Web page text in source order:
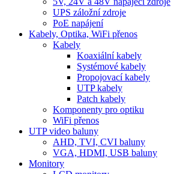
UPS záložní zdroje
PoE napájení
Kabely, Optika, WiFi přenos
Kabely
Koaxiální kabely
Systémové kabely
Propojovací kabely
UTP kabely
Patch kabely
Komponenty pro optiku
WiFi přenos
UTP video baluny
AHD, TVI, CVI baluny
VGA, HDMI, USB baluny
Monitory